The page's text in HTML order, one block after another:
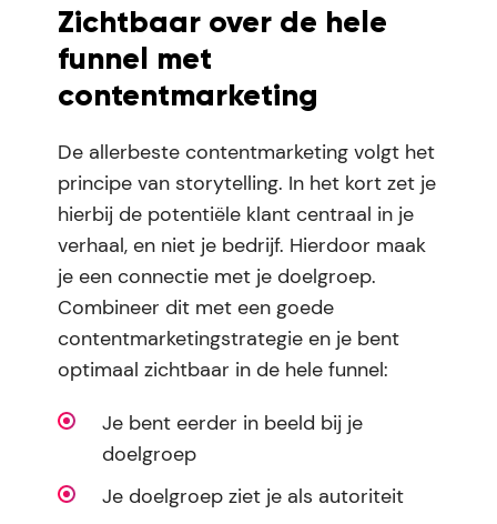
Zichtbaar over de hele
funnel met
contentmarketing
De allerbeste contentmarketing volgt het
principe van storytelling. In het kort zet je
hierbij de potentiële klant centraal in je
verhaal, en niet je bedrijf. Hierdoor maak
je een connectie met je doelgroep.
Combineer dit met een goede
contentmarketingstrategie en je bent
optimaal zichtbaar in de hele funnel:
Je bent eerder in beeld bij je
doelgroep
Je doelgroep ziet je als autoriteit